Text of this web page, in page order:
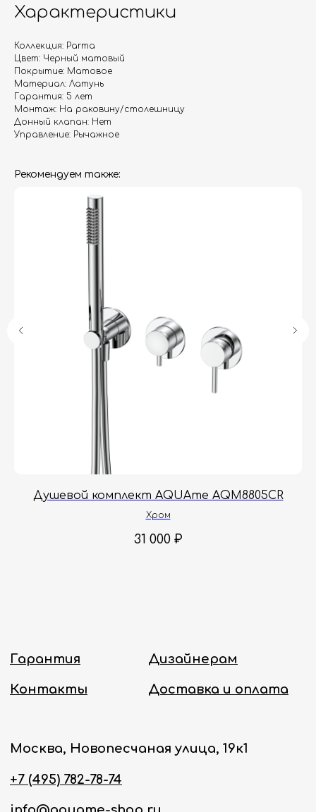
Характеристики
Коллекция: Parma
Цвет: Черный матовый
Покрытие: Матовое
Материал: Латунь
Гарантия: 5 лет
Монтаж: На раковину/столешницу
Донный клапан: Нет
Управление: Рычажное
Рекомендуем также:
Душевой комплект AQUAme AQM8805CR
Хром
31 000 ₽
Москва, Новопесчаная улица, 19к1
info@aquame-shop.ru
Принимаем звонки и обрабатываем
заказы с понедельника по пятницу
с 8:00 до 18:00 по Москве.